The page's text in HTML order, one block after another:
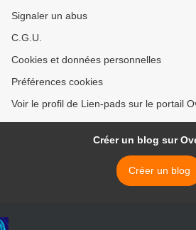
Signaler un abus
C.G.U.
Cookies et données personnelles
Préférences cookies
Voir le profil de Lien-pads sur le portail
Créer un blog sur
Créer un blog